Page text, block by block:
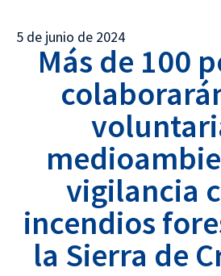
5 de junio de 2024
Más de 100
vigilancia
incendios
la Sierra de